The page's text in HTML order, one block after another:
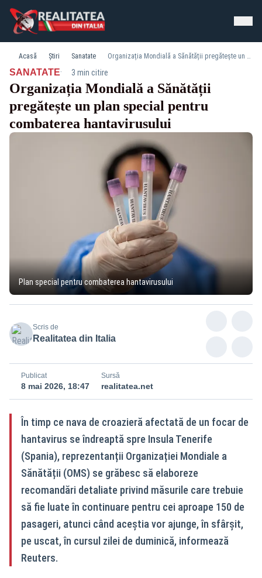
Acasă Știri Sanatate Organizația Mondială a Sănătății pregătește un plan special pentru combaterea hantavirusului
SANATATE· 3 min citire
Organizația Mondială a Sănătății
pregătește un plan special pentru
combaterea hantavirusului
Plan special pentru combaterea hantavirusului
Scris de
Realitatea din Italia
Publicat
8 mai 2026, 18:47
Sursă
realitatea.net
În timp ce nava de croazieră afectată de un focar de
hantavirus se îndreaptă spre Insula Tenerife
(Spania), reprezentanții Organizației Mondiale a
Sănătății (OMS) se grăbesc să elaboreze
recomandări detaliate privind măsurile care trebuie
să fie luate în continuare pentru cei aproape 150 de
pasageri, atunci când aceștia vor ajunge, în sfârșit,
pe uscat, în cursul zilei de duminică, informează
Reuters.